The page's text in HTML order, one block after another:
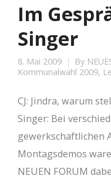
Im
Singer
8. Mai 2009 By
Kommunalwahl 2009,
CJ: Jindra, warum
Singer: Bei
gewerkschaftlichen
Montagsdemos
NEUEN FORUM